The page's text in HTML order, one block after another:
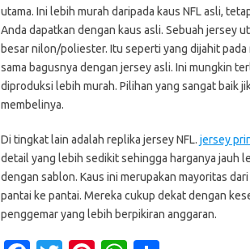
utama. Ini lebih murah daripada kaus NFL asli,
Anda dapatkan dengan kaus asli. Sebuah jersey
besar nilon/poliester. Itu seperti yang dijahit
sama bagusnya dengan jersey asli. Ini mungkin
diproduksi lebih murah. Pilihan yang sangat baik
membelinya.
Di tingkat lain adalah replika jersey NFL. jersey
detail yang lebih sedikit sehingga harganya jauh
dengan sablon. Kaus ini merupakan mayoritas
pantai ke pantai. Mereka cukup dekat dengan
penggemar yang lebih berpikiran anggaran.